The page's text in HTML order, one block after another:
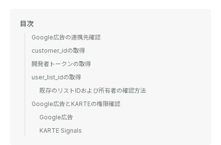
目次
Google広告の連携先確認
customer_idの取得
開発者トークンの取得
user_list_idの取得
既存のリストIDおよび所有者の確認方法
Google広告とKARTEの権限確認
Google広告
KARTE Signals